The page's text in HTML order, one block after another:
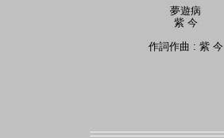
夢遊病
紫 今
作詞作曲 : 紫 今